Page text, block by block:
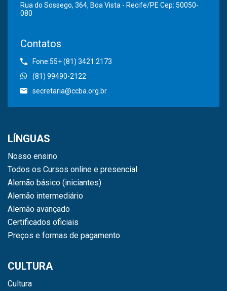
Rua do Sossego, 364, Boa Vista - Recife/PE Cep: 50050-
080
Contatos
Fone:55+ (81) 3421.2173
(81) 99490-2122
secretaria@ccba.org.br
LÍNGUAS
Nosso ensino
Todos os Cursos online e presencial
Alemão básico (iniciantes)
Alemão intermediário
Alemão avançado
Certificados oficiais
Preços e formas de pagamento
CULTURA
Cultura